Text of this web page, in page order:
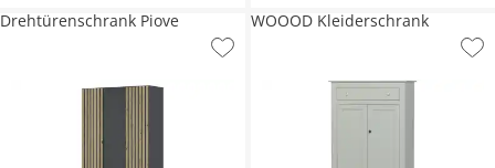
Drehtürenschrank Piove WOOOD Kleiderschrank